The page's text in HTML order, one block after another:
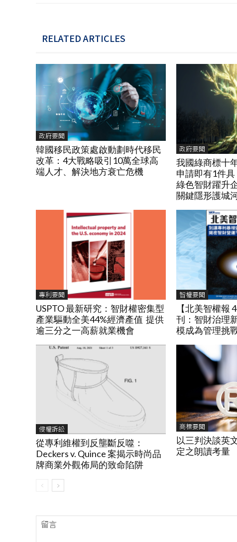
RELATED ARTICLES
政府要聞
韓國移民政策處啟動劃時代移民
改革：4大戰略吸引10萬全球高
端人才、解決地方衰亡危機
政府要聞
我國綠商標十
申請即有1件具
綠色智財躍升
關鍵隱形護城
專利要聞
USPTO 最新研究：智財權密集型
產業驅動全美44%經濟產值 提供
逾三分之一高薪就業機會
智權要聞
【北美智權報
刊：智財治理
模成為管理挑
侵權訴訟
從專利維權到反壟斷反噬：
Deckers v. Quince 案揭示時尚品
牌商業外觀佈局的致命陷阱
商標要聞
以三判決談英
定之朗讀考量